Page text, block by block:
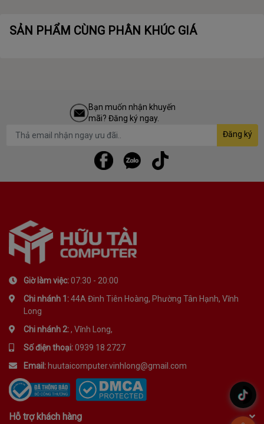
SẢN PHẨM CÙNG PHÂN KHÚC GIÁ
Bạn muốn nhận khuyến
mãi? Đăng ký ngay.
Đăng ký
Giờ làm việc:07:30 - 20:00
Chi nhánh 1:44A Đinh Tiên Hoàng, Phường Tân Hạnh, Vĩnh
Long
Chi nhánh 2:, Vĩnh Long,
Số điện thoại:0939 18 2727
Email: huutaicomputer.vinhlong@gmail.com
Hỗ trợ khách hàng
.